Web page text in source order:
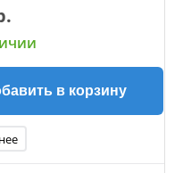
в корзину